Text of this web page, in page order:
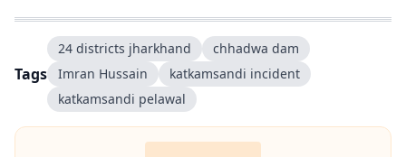
Tags
24 districts jharkhand
chhadwa dam
Imran Hussain
katkamsandi incident
katkamsandi pelawal